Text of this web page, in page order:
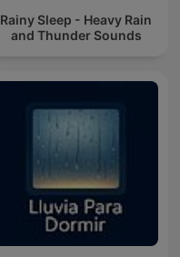
Rainy Sleep - Heavy Rain
and Thunder Sounds